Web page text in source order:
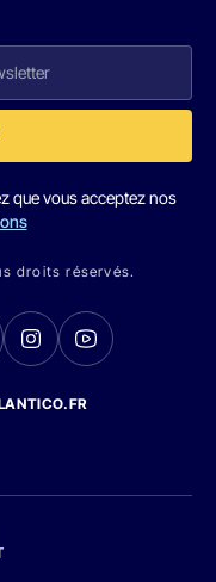
que vous acceptez nos
droits réservés.